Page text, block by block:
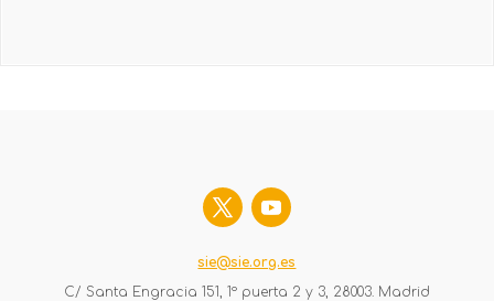
sie@sie.org.es
C/ Santa Engracia 151, 1º puerta 2 y 3, 28003. Madrid